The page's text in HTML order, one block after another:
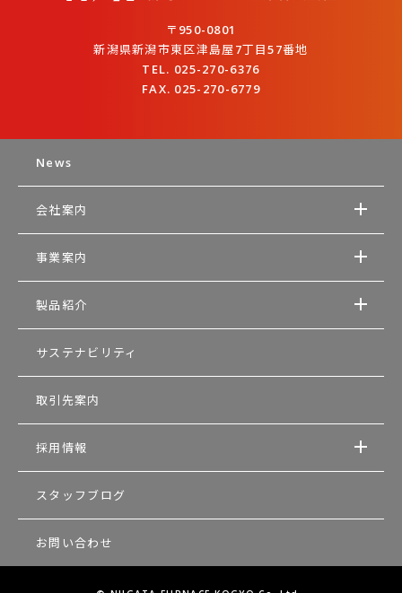
〒950-0801
新潟県新潟市東区津島屋7丁目57番地
TEL. 025-270-6376
FAX. 025-270-6779
News
会社案内
事業案内
製品紹介
サステナビリティ
取引先案内
採用情報
スタッフブログ
お問い合わせ